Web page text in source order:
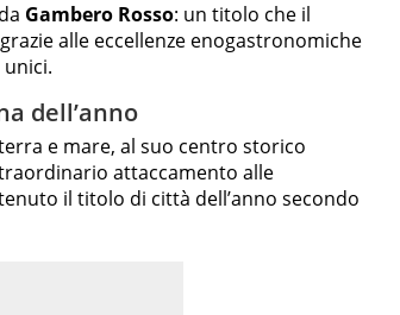
Gambero Rosso: un titolo che il
alle eccellenze enogastronomiche
dell’anno
e mare, al suo centro storico
attaccamento alle
il titolo di città dell’anno secondo